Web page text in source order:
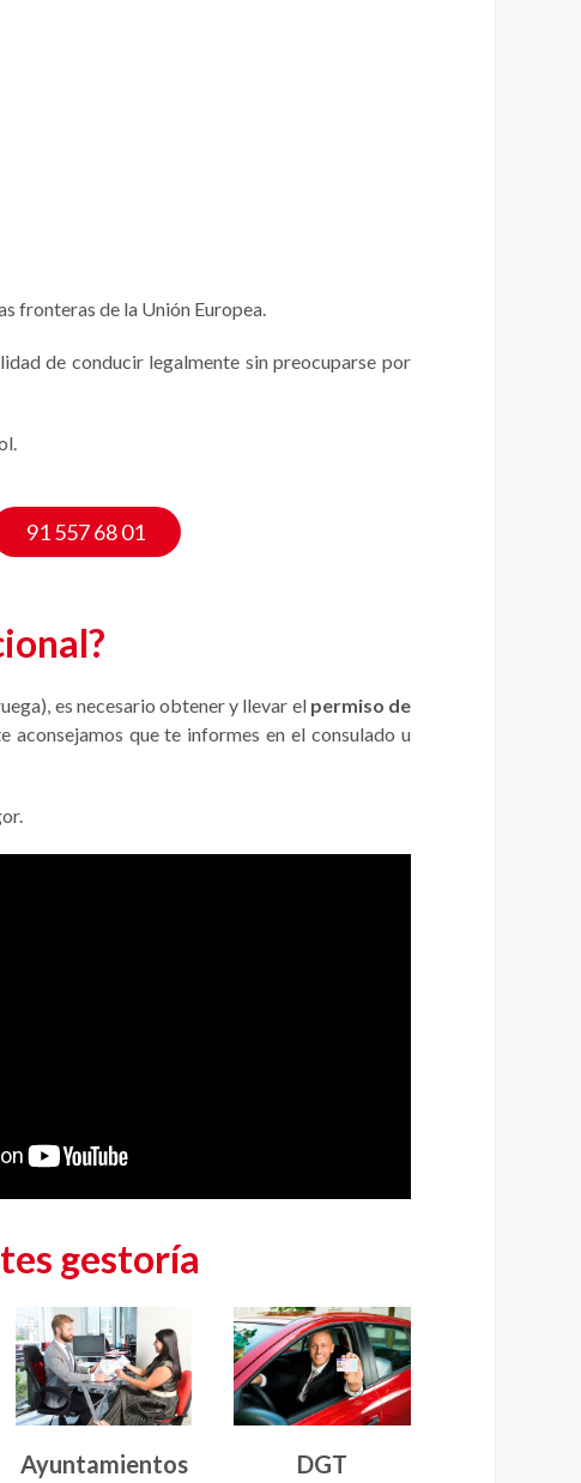
fronteras de la Unión Europea.
de conducir legalmente sin preocuparse por
91 557 68 01
es necesario obtener y llevar el permiso de
aconsejamos que te informes en el consulado u
gestoría
Comunidades
Otros